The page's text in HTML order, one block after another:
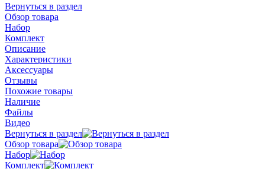
Вернуться в раздел
Обзор товара
Набор
Комплект
Описание
Характеристики
Аксессуары
Отзывы
Похожие товары
Наличие
Файлы
Видео
Вернуться в раздел
Обзор товара
Набор
Комплект